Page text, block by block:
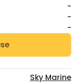
-
-
-
Sky Marine